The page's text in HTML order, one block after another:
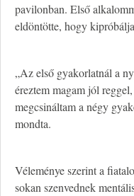
pavilonban. Első
eldöntötte, hogy
„Az első gyakorlatnál a
éreztem magam jól
megcsináltam a négy
mondta.
Véleménye szerint a
sokan szenvednek